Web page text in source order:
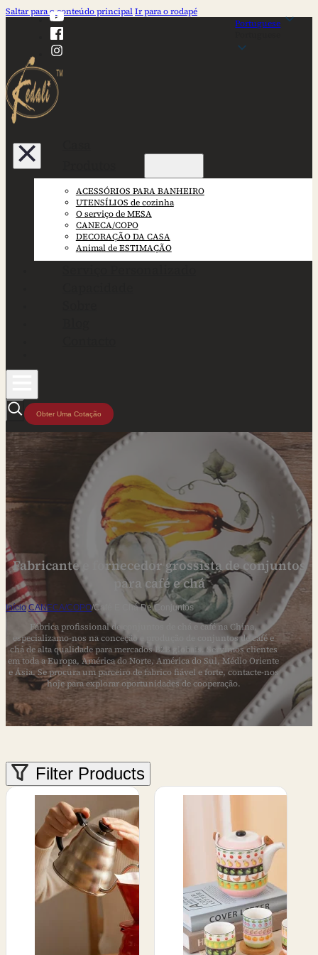
Saltar para o conteúdo principalIr para o rodapé
Portuguese
ACESSÓRIOS PARA BANHEIRO
UTENSÍLIOS de cozinha
O serviço de MESA
CANECA/COPO
DECORAÇÃO DA CASA
Animal de ESTIMAÇÃO
Obter Uma Cotação
Fabricante e fornecedor grossista de conjuntos
para café e chá
Início/CANECA/COPO/Café E Chá De Conjuntos
Fábrica profissional de conjuntos de chá e café na China,
especializamo-nos na conceção e produção de conjuntos de café e
chá de alta qualidade para mercados B2B globais. Servimos clientes
em toda a Europa, América do Norte, América do Sul, Médio Oriente
e Ásia. Se procura um parceiro de fabrico fiável e forte, contacte-nos
hoje para explorar oportunidades de cooperação.